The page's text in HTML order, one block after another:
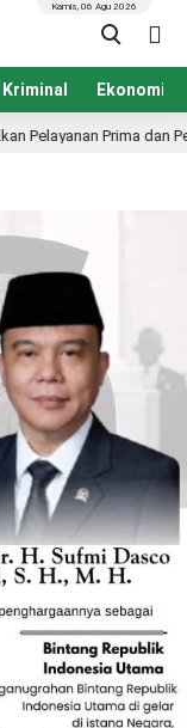
Kriminal Ekonomi
Kamis, 06 Agu 2026
dan Pendidikan